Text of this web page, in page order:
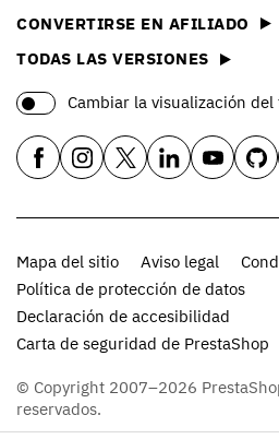
CONVERTIRSE EN AFILIADO
TODAS LAS VERSIONES
Cambiar la visualización del
Mapa del sitio Aviso legal
Política de protección de datos
Declaración de accesibilidad
Carta de seguridad de PrestaShop
© Copyright 2007–2026
reservados.